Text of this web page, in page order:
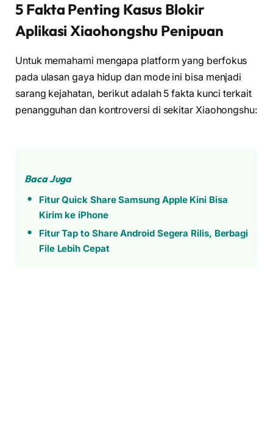
5 Fakta Penting Kasus Blokir
Aplikasi Xiaohongshu Penipuan
Untuk memahami mengapa platform yang berfokus
pada ulasan gaya hidup dan mode ini bisa menjadi
sarang kejahatan, berikut adalah 5 fakta kunci terkait
penangguhan dan kontroversi di sekitar Xiaohongshu:
Baca Juga
Fitur Quick Share Samsung Apple Kini Bisa
Kirim ke iPhone
Fitur Tap to Share Android Segera Rilis, Berbagi
File Lebih Cepat